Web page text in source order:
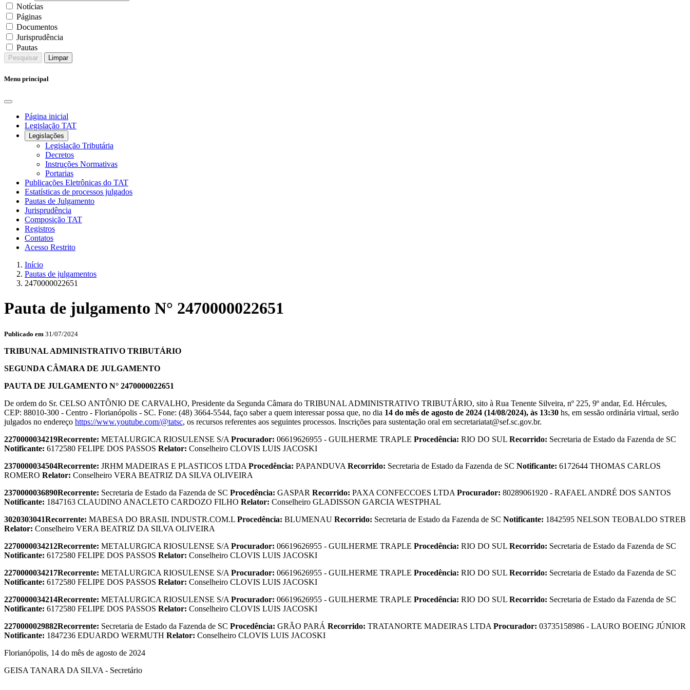
Notícias
Páginas
Documentos
Jurisprudência
Pautas
Pesquisar Limpar
Menu principal
Página inicial
Legislação TAT
Legislações
Legislação Tributária
Decretos
Instruções Normativas
Portarias
Publicações Eletrônicas do TAT
Estatísticas de processos julgados
Pautas de Julgamento
Jurisprudência
Composição TAT
Registros
Contatos
Acesso Restrito
Início
Pautas de julgamentos
2470000022651
Pauta de julgamento N° 2470000022651
Publicado em 31/07/2024
TRIBUNAL ADMINISTRATIVO TRIBUTÁRIO
SEGUNDA CÂMARA DE JULGAMENTO
PAUTA DE JULGAMENTO N° 2470000022651
De ordem do Sr. CELSO ANTÔNIO DE CARVALHO, Presidente da Segunda Câmara do TRIBUNAL ADMINISTRATIVO TRIBUTÁRIO, sito à Rua Tenente Silveira, nº 225, 9º andar, Ed. Hércules,
CEP: 88010-300 - Centro - Florianópolis - SC. Fone: (48) 3664-5544, faço saber a quem interessar possa que, no dia 14 do mês de agosto de 2024 (14/08/2024), às 13:30 hs, em sessão ordinária virtual, serão
julgados no endereço https://www.youtube.com/@tatsc, os recursos referentes aos seguintes processos. Inscrições para sustentação oral em secretariatat@sef.sc.gov.br.
2270000034219Recorrente: METALURGICA RIOSULENSE S/A Procurador: 06619626955 - GUILHERME TRAPLE Procedência: RIO DO SUL Recorrido: Secretaria de Estado da Fazenda de SC
Notificante: 6172580 FELIPE DOS PASSOS Relator: Conselheiro CLOVIS LUIS JACOSKI
2370000034504Recorrente: JRHM MADEIRAS E PLASTICOS LTDA Procedência: PAPANDUVA Recorrido: Secretaria de Estado da Fazenda de SC Notificante: 6172644 THOMAS CARLOS
ROMERO Relator: Conselheiro VERA BEATRIZ DA SILVA OLIVEIRA
2370000036890Recorrente: Secretaria de Estado da Fazenda de SC Procedência: GASPAR Recorrido: PAXA CONFECCOES LTDA Procurador: 80289061920 - RAFAEL ANDRÉ DOS SANTOS
Notificante: 1847163 CLAUDINO ANACLETO CARDOZO FILHO Relator: Conselheiro GLADISSON GARCIA WESTPHAL
3020303041Recorrente: MABESA DO BRASIL INDUSTR.COM.L Procedência: BLUMENAU Recorrido: Secretaria de Estado da Fazenda de SC Notificante: 1842595 NELSON TEOBALDO STREB
Relator: Conselheiro VERA BEATRIZ DA SILVA OLIVEIRA
2270000034212Recorrente: METALURGICA RIOSULENSE S/A Procurador: 06619626955 - GUILHERME TRAPLE Procedência: RIO DO SUL Recorrido: Secretaria de Estado da Fazenda de SC
Notificante: 6172580 FELIPE DOS PASSOS Relator: Conselheiro CLOVIS LUIS JACOSKI
2270000034217Recorrente: METALURGICA RIOSULENSE S/A Procurador: 06619626955 - GUILHERME TRAPLE Procedência: RIO DO SUL Recorrido: Secretaria de Estado da Fazenda de SC
Notificante: 6172580 FELIPE DOS PASSOS Relator: Conselheiro CLOVIS LUIS JACOSKI
2270000034214Recorrente: METALURGICA RIOSULENSE S/A Procurador: 06619626955 - GUILHERME TRAPLE Procedência: RIO DO SUL Recorrido: Secretaria de Estado da Fazenda de SC
Notificante: 6172580 FELIPE DOS PASSOS Relator: Conselheiro CLOVIS LUIS JACOSKI
2270000029882Recorrente: Secretaria de Estado da Fazenda de SC Procedência: GRÃO PARÁ Recorrido: TRATANORTE MADEIRAS LTDA Procurador: 03735158986 - LAURO BOEING JÚNIOR
Notificante: 1847236 EDUARDO WERMUTH Relator: Conselheiro CLOVIS LUIS JACOSKI
Florianópolis, 14 do mês de agosto de 2024
GEISA TANARA DA SILVA - Secretário